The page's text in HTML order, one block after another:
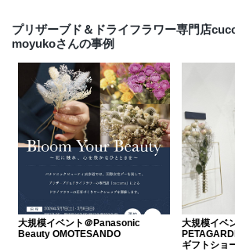
プリザーブド＆ドライフラワー専門店
moyukoさんの事例
大規模イベント＠Panasonic
Beauty OMOTESANDO
大規模イベ
ギフトショ